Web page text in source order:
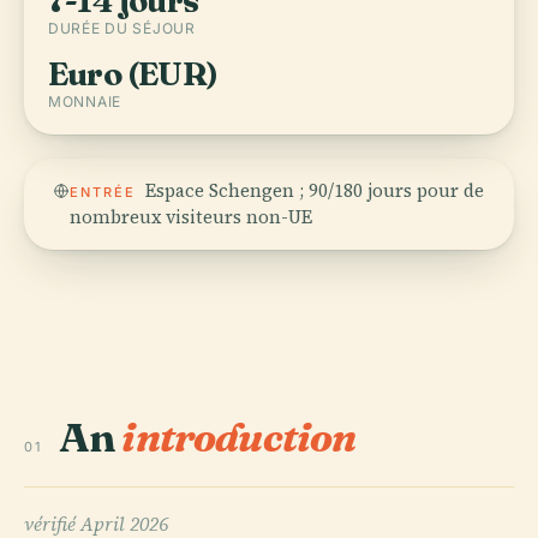
DURÉE DU SÉJOUR
Euro (EUR)
MONNAIE
ENTRÉE
Espace Schengen ; 90/180 jours pour de
nombreux visiteurs non-UE
01 Anintroduction
vérifiéApril 2026